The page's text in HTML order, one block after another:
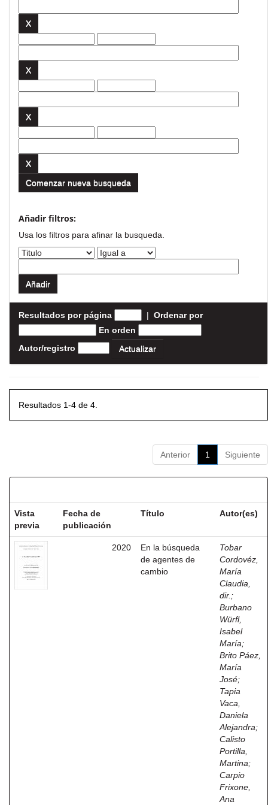
Comenzar nueva busqueda
Añadir filtros:
Usa los filtros para afinar la busqueda.
Resultados por página | Ordenar por
En orden
Autor/registro
Resultados 1-4 de 4.
Anterior 1 Siguiente
Vista
previa
Fecha de
publicación
Título Autor(es)
2020
En la búsqueda
de agentes de
cambio
Tobar
Cordovéz,
María
Claudia,
dir. ;
Burbano
Würfl,
Isabel
María;
Brito Páez,
María
José;
Tapia
Vaca,
Daniela
Alejandra;
Calisto
Portilla,
Martina;
Carpio
Frixone,
Ana